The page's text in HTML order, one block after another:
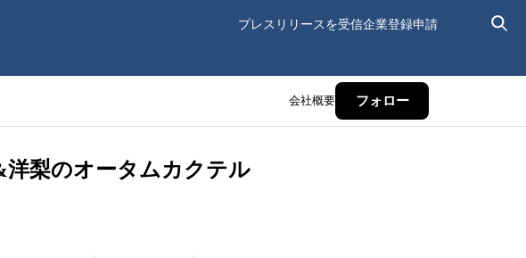
プレスリリースを受信企業登録申請
会社概要 フォロー
洋梨のオータムカクテル